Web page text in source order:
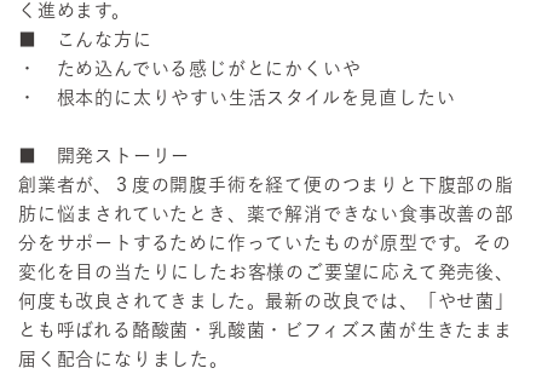
く進めます。
■ こんな方に
・ ため込んでいる感じがとにかくいや
・ 根本的に太りやすい生活スタイルを見直したい
■ 開発ストーリー
創業者が、３度の開腹手術を経て便のつまりと下腹部の脂
肪に悩まされていたとき、薬で解消できない食事改善の部
分をサポートするために作っていたものが原型です。その
変化を目の当たりにしたお客様のご要望に応えて発売後、
何度も改良されてきました。最新の改良では、「やせ菌」
とも呼ばれる酪酸菌・乳酸菌・ビフィズス菌が生きたまま
届く配合になりました。